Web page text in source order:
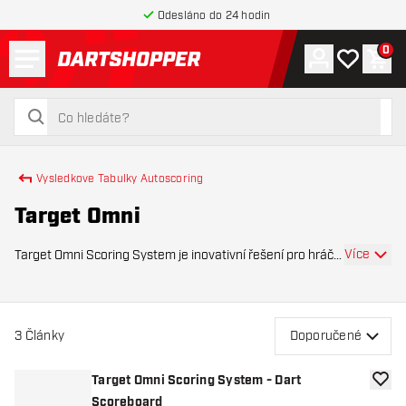
Odesláno do 24 hodin
Zpět na hlavní stránku
hledat
hledat
ÚčetMůj 0
Vysledkove Tabulky Autoscoring
Target Omni
Target Omni Scoring System je inovativní řešení pro hráče
Více
3 Články Doporučené
Target Omni Scoring System - Dart
Scoreboard